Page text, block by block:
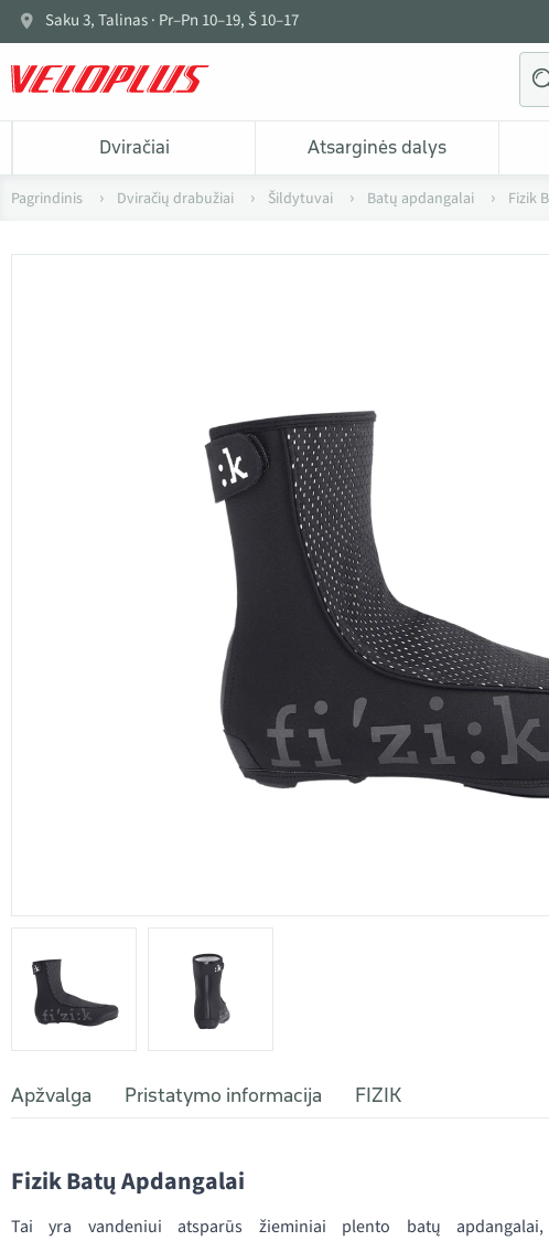
Saku 3, Talinas · Pr–Pn 10–19, Š 10–17
Dviračiai Atsarginės dalys
Pagrindinis Dviračių drabužiai Šildytuvai Batų apdangalai Fizik
Apžvalga Pristatymo informacija FIZIK
Fizik Batų Apdangalai
Tai yra vandeniui atsparūs žieminiai plento batų